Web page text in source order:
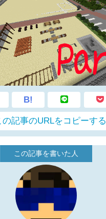
B!
の記事のURLをコピーする